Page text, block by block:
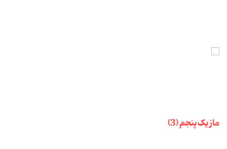
ماز یک پنجم (3)